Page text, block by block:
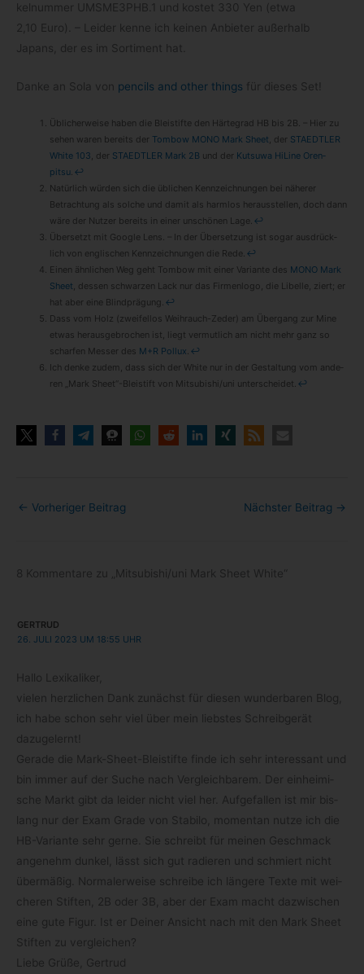
kel­num­mer UMSME3PHB.1 und kos­tet 330 Yen (etwa
2,10 Euro). – Lei­der kenne ich kei­nen Anbie­ter außer­halb
Japans, der es im Sor­ti­ment hat.
Danke an Sola von pen­cils and other things für die­ses Set!
Übli­cher­weise haben die Blei­stifte den Här­te­grad HB bis 2B. – Hier zu
sehen waren bereits der Tom­bow MONO Mark Sheet, der STAEDTLER
White 103, der STAEDTLER Mark 2B und der Kut­suwa HiLine Oren­
pitsu. ↩
Natür­lich wür­den sich die übli­chen Kenn­zeich­nun­gen bei nähe­rer
Betrach­tung als sol­che und damit als harm­los her­aus­stel­len, doch dann
wäre der Nut­zer bereits in einer unschö­nen Lage. ↩
Über­setzt mit Google Lens. – In der Über­set­zung ist sogar aus­drück­
lich von eng­li­schen Kenn­zeich­nun­gen die Rede. ↩
Einen ähn­li­chen Weg geht Tom­bow mit einer Vari­ante des MONO Mark
Sheet, des­sen schwar­zen Lack nur das Fir­men­logo, die Libelle, ziert; er
hat aber eine Blind­prä­gung. ↩
Dass vom Holz (zwei­fel­los Weihrauch-​Zeder) am Über­gang zur Mine
etwas her­aus­ge­bro­chen ist, liegt ver­mut­lich am nicht mehr ganz so
schar­fen Mes­ser des M+R Pol­lux. ↩
Ich denke zudem, dass sich der White nur in der Gestal­tung vom ande­
ren „Mark Sheet“-Bleistift von Mitsubishi/​uni unter­schei­det. ↩
← Vorheriger Beitrag Nächster Beitrag →
8 Kommentare zu „Mitsubishi/​uni Mark Sheet White“
GERTRUD
26. JULI 2023 UM 18:55 UHR
Hallo Lexi­ka­li­ker,
vie­len herz­li­chen Dank zunächst für die­sen wun­der­ba­ren Blog,
ich habe schon sehr viel über mein liebs­tes Schreib­ge­rät
dazugelernt!
Gerade die Mark-​Sheet-​Bleistifte finde ich sehr inter­es­sant und
bin immer auf der Suche nach Ver­gleich­ba­rem. Der ein­hei­mi­
sche Markt gibt da lei­der nicht viel her. Auf­ge­fal­len ist mir bis­
lang nur der Exam Grade von Sta­bilo, momen­tan nutze ich die
HB-​Variante sehr gerne. Sie schreibt für mei­nen Geschmack
ange­nehm dun­kel, lässt sich gut radie­ren und schmiert nicht
über­mä­ßig. Nor­ma­ler­weise schreibe ich län­gere Texte mit wei­
che­ren Stif­ten, 2B oder 3B, aber der Exam macht dazwi­schen
eine gute Figur. Ist er Dei­ner Ansicht nach mit den Mark Sheet
Stif­ten zu vergleichen?
Liebe Grüße, Gertrud